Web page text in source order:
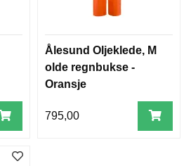
Ålesund Oljeklede, M
olde regnbukse -
Oransje
795,00